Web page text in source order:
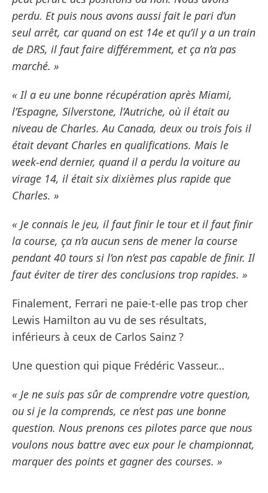
perdu. Et puis nous avons aussi fait le pari d’un
seul arrêt, car quand on est 14e et qu’il y a un train
de DRS, il faut faire différemment, et ça n’a pas
marché. »
« Il a eu une bonne récupération après Miami,
l’Espagne, Silverstone, l’Autriche, où il était au
niveau de Charles. Au Canada, deux ou trois fois il
était devant Charles en qualifications. Mais le
week-end dernier, quand il a perdu la voiture au
virage 14, il était six dixièmes plus rapide que
Charles. »
« Je connais le jeu, il faut finir le tour et il faut finir
la course, ça n’a aucun sens de mener la course
pendant 40 tours si l’on n’est pas capable de finir. Il
faut éviter de tirer des conclusions trop rapides. »
Finalement, Ferrari ne paie-t-elle pas trop cher
Lewis Hamilton au vu de ses résultats,
inférieurs à ceux de Carlos Sainz ?
Une question qui pique Frédéric Vasseur…
« Je ne suis pas sûr de comprendre votre question,
ou si je la comprends, ce n’est pas une bonne
question. Nous prenons ces pilotes parce que nous
voulons nous battre avec eux pour le championnat,
marquer des points et gagner des courses. »